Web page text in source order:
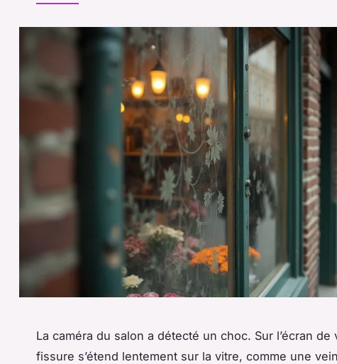
La caméra du salon a détecté un choc. Sur l’écran
fissure s’étend lentement sur la vitre, comme une